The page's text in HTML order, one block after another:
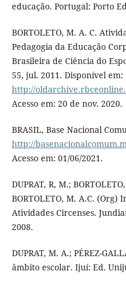
educação. Portugal: Porto
BORTOLETO, M. A. C.
Pedagogia da Educação
Brasileira de Ciência do
55, jul. 2011. Disponível em:
http://
Acesso em: 20 de nov. 2020.
BRASIL, Base Nacional
http://
Acesso em: 01/06/2021.
DUPRAT, R, M.;
BORTOLETO, M. A.C. (Org)
Atividades Circenses.
2008.
DUPRAT, M. A.; PÉREZ-
âmbito escolar. Ijuí: Ed.